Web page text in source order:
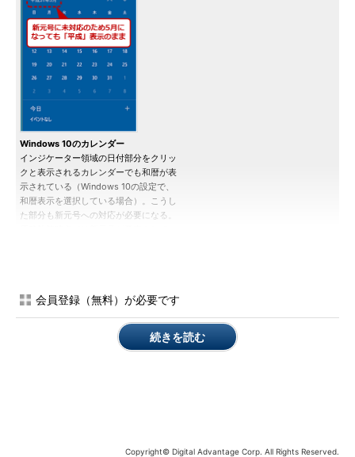
Windows 10のカレンダー
インジケーター領域の日付部分をクリッ
クと表示されるカレンダーでも和暦が表
示されている（Windows 10の設定で、
和暦表示を選択している場合）。こうし
た部分も新元号への対応が必要になる。
新元号の対応には更新プログラムの適用が必要
Windows OSやアプリケーションを新元号に対応させるには、
2019年5月の新元号への変更に関する更新
（Microsoft）
会員登録（無料）が必要です
続きを読む
Copyright© Digital Advantage Corp. All Rights Reserved.